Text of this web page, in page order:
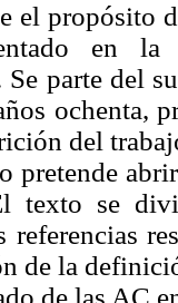
el propósito
en
parte del
ochenta,
del
pretende
texto se
referencias
de la